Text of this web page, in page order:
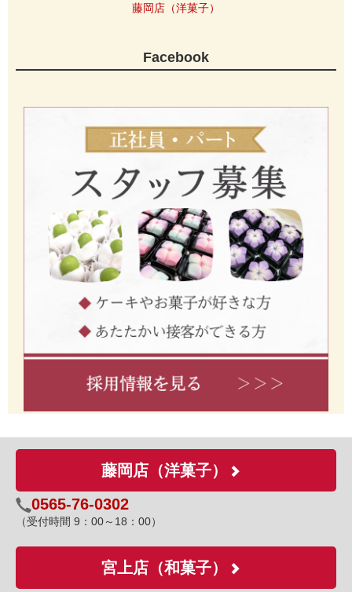
藤岡店（洋菓子）
Facebook
藤岡店（洋菓子）
0565-76-0302
（受付時間 9：00～18：00）
宮上店（和菓子）